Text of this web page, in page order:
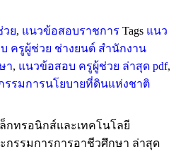
ย, แนวข้อสอบราชการ Tags แนว
ครูผู้ช่วย ช่างยนต์ สำนักงาน
า, แนวข้อสอบ ครูผู้ช่วย ล่าสุด pdf,
รมการนโยบายที่ดินแห่งชาติ
กทรอนิกส์และเทคโนโลยี
รรมการการอาชีวศึกษา ล่าสุด